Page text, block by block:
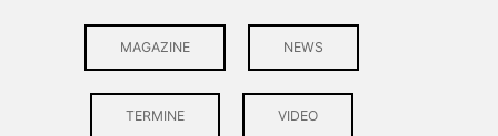
MAGAZINE NEWS
TERMINE VIDEO